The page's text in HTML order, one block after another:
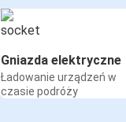
Gniazda elektryczne
Ładowanie urządzeń w
czasie podróży